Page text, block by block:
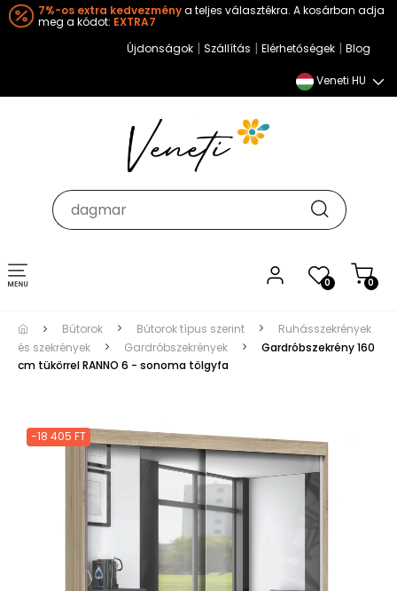
7%-os extra kedvezménya teljes választékra. A kosárban adja
meg a kódot: EXTRA7
Újdonságok | Szállítás | Elérhetőségek | Blog
Veneti HU
0 0
Toggle
navigation
Bútorok Bútorok típus szerint
Ruhásszekrények
és szekrények
Gardróbszekrények
Gardróbszekrény 160
cm tükörrel RANNO 6 - sonoma tölgyfa
-18 405 FT